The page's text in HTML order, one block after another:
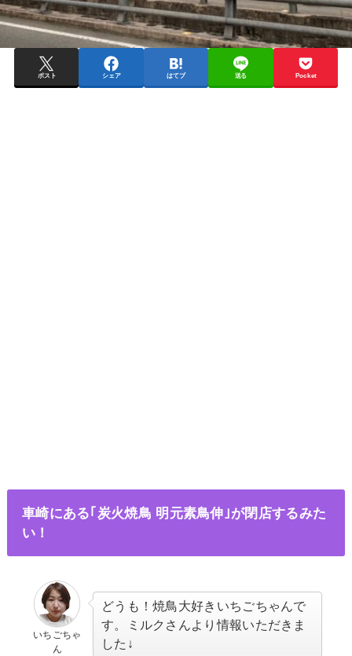
ポスト シェア はてブ 送る Pocket
車崎にある｢炭火焼鳥 明元素鳥伸｣が閉店するみた
い！
いちごちゃ
ん
どうも！焼鳥大好きいちごちゃんで
す。ミルクさんより情報いただきま
した↓